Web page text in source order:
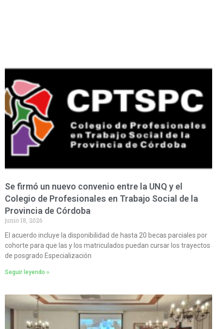
Se firmó un nuevo convenio entre la UNQ y el
Colegio de Profesionales en Trabajo Social de la
Provincia de Córdoba
junio 18, 2026
El acuerdo incluye la disponibilidad de hasta 20 becas parciales por
cohorte para que las y los matriculados puedan cursar los trayectos
de posgrado Especialización
Seguir leyendo »